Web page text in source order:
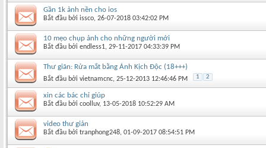
Gần 1k ảnh nền cho ios
Bắt đầu bởi issco‎, 26-07-2018 03:42:02 PM
10 mẹo chụp ảnh cho những người mới
Bắt đầu bởi endless1‎, 29-11-2017 04:33:39 PM
Thư giãn: Rửa mắt bằng Ảnh Kịch Độc (18+++)
Bắt đầu bởi vietnamcnc‎, 25-12-2013 12:46:46 PM 1 2
xin các bác chỉ giúp
Bắt đầu bởi coolluv‎, 13-05-2018 10:52:29 AM
video thư giản
Bắt đầu bởi tranphong248‎, 01-09-2017 08:54:51 PM